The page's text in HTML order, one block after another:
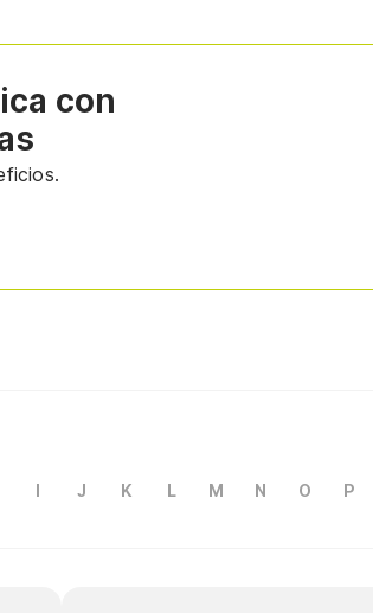
con
I J K L M N O P